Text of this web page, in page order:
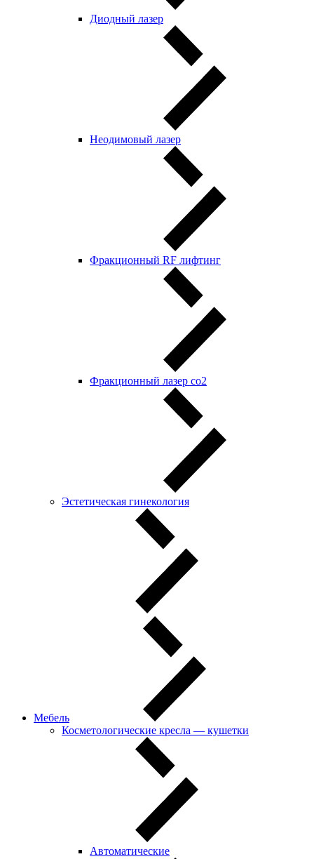
Диодный лазер
Неодимовый лазер
Фракционный RF лифтинг
Фракционный лазер со2
Эстетическая гинекология
Мебель
Косметологические кресла — кушетки
Автоматические